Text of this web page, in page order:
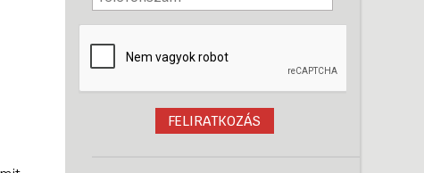
Magyar nyelvprogramok